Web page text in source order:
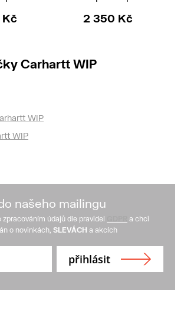
Kč 2 350 Kč
Carhartt WIP
WIP
WIP
našeho mailingu
zpracováním údajů dle pravidel
a chci
o novinkách, SLEVÁCH a akcích